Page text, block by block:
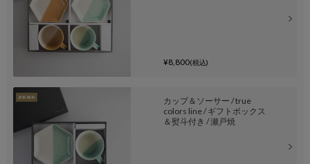
¥8,800(税込)
カップ＆ソーサー / true
colors line / ギフトボックス
＆熨斗付き / 瀬戸焼